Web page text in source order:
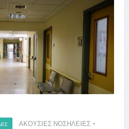
ΑΚΟΥΣΙΕΣ ΝΟΣΗΛΕΙΕΣ •